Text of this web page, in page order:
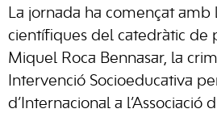
La jornada ha començat amb
científiques del catedràtic de
Miquel Roca Bennasar, la
Intervenció Socioeducativa
d’Internacional a l’Associació